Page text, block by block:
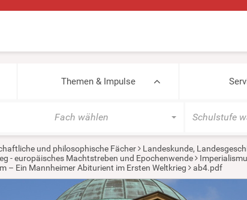
Themen & Impulse
Fach wählen Schulstufe
und philosophische Fächer Landeskunde,
- europäisches Machtstreben und Epochenwende
– Ein Mannheimer Abiturient im Ersten Weltkrieg
ab4.pdf